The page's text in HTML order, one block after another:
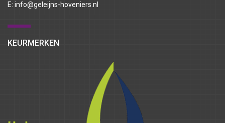
E: info@geleijns-hoveniers.nl
KEURMERKEN